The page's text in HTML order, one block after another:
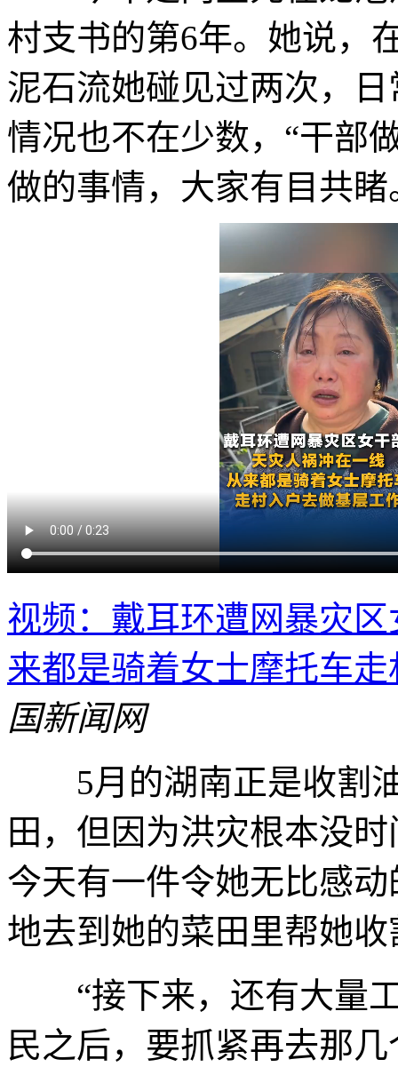
村支书的第6年。她说，
泥石流她碰见过两次，
情况也不在少数，“干部
做的事情，大家有目共睹
视频：戴耳环遭网暴灾
来都是骑着女士摩托车
国新闻网
5月的湖南正是收割油
田，但因为洪灾根本没
今天有一件令她无比感
地去到她的菜田里帮她
“接下来，还有大量工
民之后，要抓紧再去那